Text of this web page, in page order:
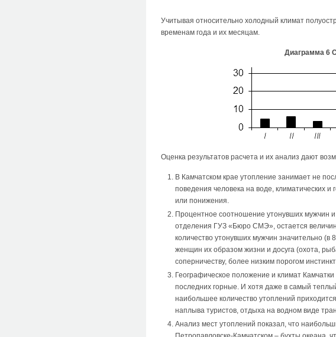
Учитывая относительно холодный климат
временам года и их месяцам.
Диаграмма 6
Оценка результатов расчета и их анализ дают
В Камчатском крае утопление занимает не
поведения человека на воде, климатических
или понижения.
Процентное соотношение утонувших мужчин
отделения ГУЗ «Бюро СМЭ», остается
количество утонувших мужчин значительно
женщин их образом жизни и досуга (охота,
соперничеству, более низким порогом
Географическое положение и климат
последних горные. И хотя даже в самый
наибольшее количество утоплений
наплыва туристов, отдыха на водном виде
Анализ мест утоплений показал, что